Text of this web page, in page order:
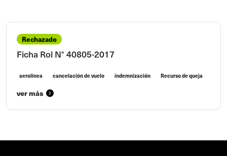
Rechazado
Ficha Rol N° 40805-2017
aerolínea cancelación de vuelo indemnización Recurso de queja
ver más